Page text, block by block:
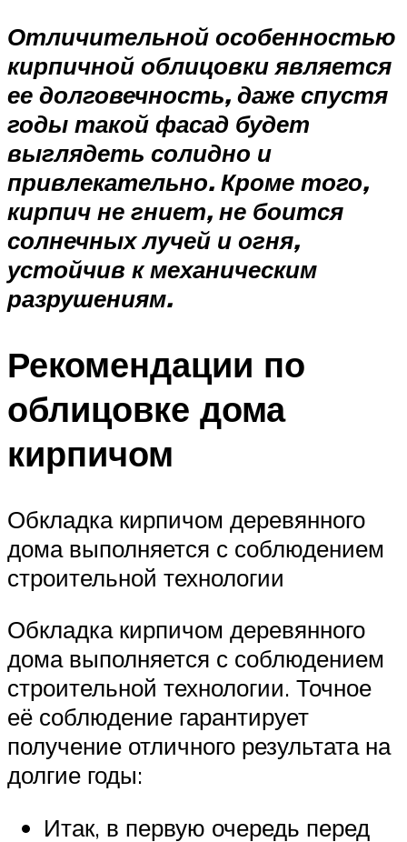
Отличительной особенностью
кирпичной облицовки является
ее долговечность, даже спустя
годы такой фасад будет
выглядеть солидно и
привлекательно. Кроме того,
кирпич не гниет, не боится
солнечных лучей и огня,
устойчив к механическим
разрушениям.
Рекомендации по
облицовке дома
кирпичом
Обкладка кирпичом деревянного
дома выполняется с соблюдением
строительной технологии
Обкладка кирпичом деревянного
дома выполняется с соблюдением
строительной технологии. Точное
её соблюдение гарантирует
получение отличного результата на
долгие годы:
Итак, в первую очередь перед